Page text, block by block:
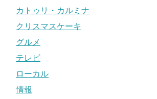
カトゥリ・カルミナ
クリスマスケーキ
グルメ
テレビ
ローカル
情報